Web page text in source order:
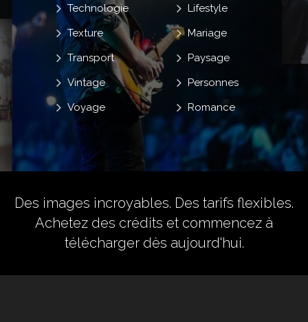
Lifestyle
Mariage
Paysage
Personnes
Romance
Technologie
Texture
Transport
Vintage
Voyage
Des images incroyables. Des tarifs flexibles.
Achetez des crédits et commencez à
télécharger dès aujourd'hui.